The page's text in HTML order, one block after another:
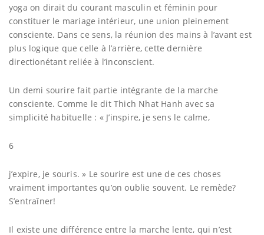
yoga on dirait du courant masculin et féminin pour
constituer le mariage intérieur, une union pleinement
consciente. Dans ce sens, la réunion des mains à l’avant est
plus logique que celle à l’arrière, cette dernière
directionétant reliée à l’inconscient.
Un demi sourire fait partie intégrante de la marche
consciente. Comme le dit Thich Nhat Hanh avec sa
simplicité habituelle : « J’inspire, je sens le calme,
6
j’expire, je souris. » Le sourire est une de ces choses
vraiment importantes qu’on oublie souvent. Le remède?
S’entraîner!
Il existe une différence entre la marche lente, qui n’est